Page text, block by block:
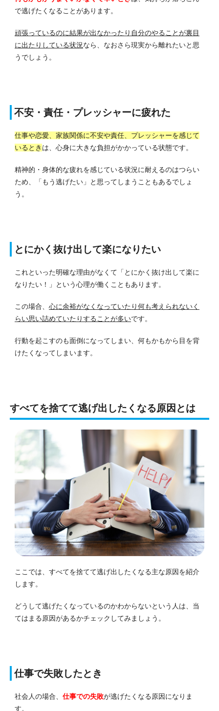
で逃げたくなることがあります。
頑張っているのに結果が出なかったり自分のやることが裏目
に出たりしている状況なら、なおさら現実から離れたいと思
うでしょう。
不安・責任・プレッシャーに疲れた
仕事や恋愛、家族関係に不安や責任、プレッシャーを感じて
いるとき は、心身に大きな負担がかかっている状態です。
精神的・身体的な疲れを感じている状況に耐えるのはつらい
ため、「もう逃げたい」と思ってしまうこともあるでしょ
う。
とにかく抜け出して楽になりたい
これといった明確な理由がなくて「とにかく抜け出して楽に
なりたい！」という心理が働くこともあります。
この場合、 心に余裕がなくなっていたり何も考えられないく
らい思い詰めていたりすることが多いです。
行動を起こすのも面倒になってしまい、何もかもから目を背
けたくなってしまいます。
すべてを捨てて逃げ出したくなる原因とは
ここでは、すべてを捨てて逃げ出したくなる主な原因を紹介
します。
どうして逃げたくなっているのかわからないという人は、当
てはまる原因があるかチェックしてみましょう。
仕事で失敗したとき
社会人の場合、 仕事での失敗が逃げたくなる原因になりま
す。